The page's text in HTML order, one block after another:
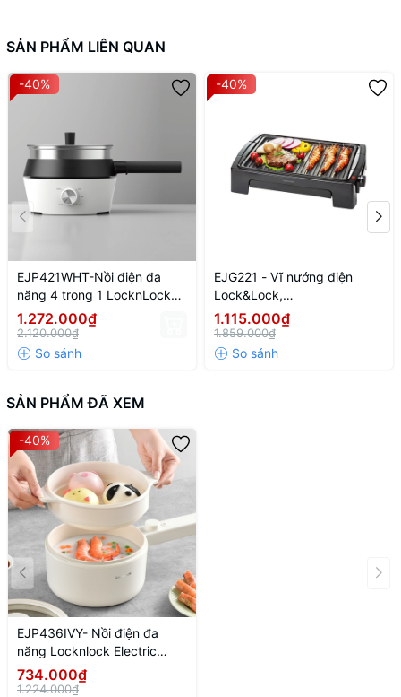
SẢN PHẨM LIÊN QUAN
-40%
EJP421WHT-Nồi điện đa
năng 4 trong 1 LocknLock
4in1 Multicooker 220-
240V,50-60Hz,1000W,2L-
Màu trắng
1.272.000₫
2.120.000₫
-40%
EJG221 - Vĩ nướng điện
Lock&Lock,
506*140*340mm,
220~240V, 50HZ,
1300~1500W, 3.1Kg - Màu
1.115.000₫
1.859.000₫
SẢN PHẨM ĐÃ XEM
-40%
EJP436IVY- Nồi điện đa
năng Locknlock Electric
multi pot 220V, 50Hz, 600W,
1.5L- Màu ngà
734.000₫
1.224.000₫